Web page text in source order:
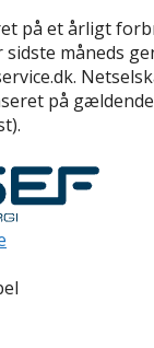
på et årligt
sidste måneds
på